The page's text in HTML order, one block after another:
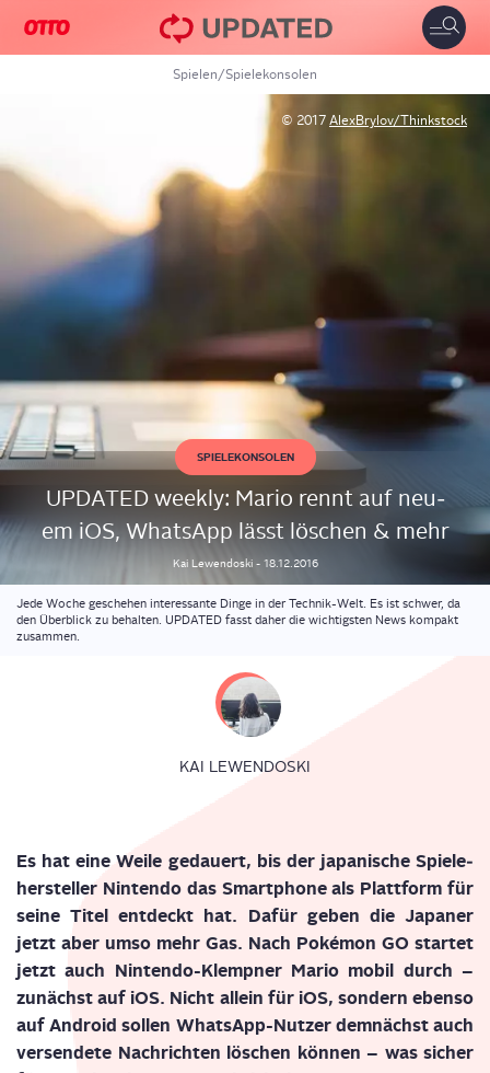
Toggle
Spielen/Spielekonsolen
© 2017 AlexBrylov/Thinkstock
SPIELEKONSOLEN
UPDATED weekly: Mario rennt auf neu­
em iOS, Whats­App lässt löschen & mehr
Kai Lewendoski - 18.12.2016
Jede Woche geschehen interessante Dinge in der Technik-Welt. Es ist schwer, da
den Überblick zu behalten. UPDATED fasst daher die wichtigsten News kompakt
zusammen.
KAI LEWENDOSKI
Es hat eine Wei­le gedau­ert, bis der japa­ni­sche Spie­le­
her­stel­ler Nin­ten­do das Smart­phone als Platt­form für
sei­ne Titel ent­deckt hat. Dafür geben die Japa­ner
jetzt aber umso mehr Gas. Nach Poké­mon GO star­tet
jetzt auch Nin­ten­do-Klemp­ner Mario mobil durch –
zunächst auf iOS. Nicht allein für iOS, son­dern eben­so
auf Android sol­len Whats­App-Nut­zer dem­nächst auch
ver­sen­de­te Nach­rich­ten löschen kön­nen – was sicher